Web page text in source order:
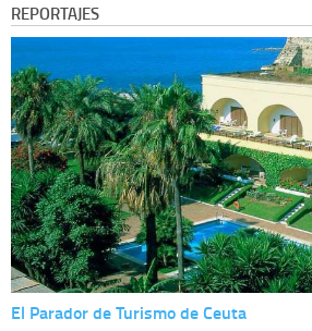
REPORTAJES
El Parador de Turismo de Ceuta